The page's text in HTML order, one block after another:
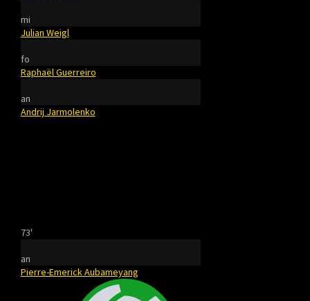
mi
Julian Weigl
fo
Raphaël Guerreiro
an
Andrij Jarmolenko
73'
an
Pierre-Emerick Aubameyang